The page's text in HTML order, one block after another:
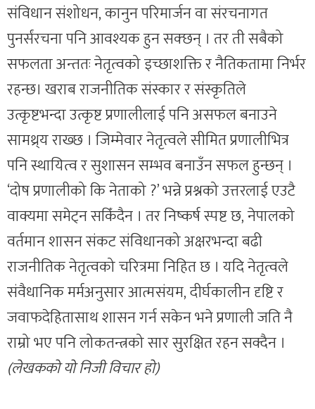
संविधान संशोधन, कानुन परिमार्जन वा संरचनागत
पुनर्संरचना पनि आवश्यक हुन सक्छन् । तर ती सबैको
सफलता अन्ततः नेतृत्वको इच्छाशक्ति र नैतिकतामा निर्भर
रहन्छ। खराब राजनीतिक संस्कार र संस्कृतिले
उत्कृष्टभन्दा उत्कृष्ट प्रणालीलाई पनि असफल बनाउने
सामथ्र्य राख्छ । जिम्मेवार नेतृत्वले सीमित प्रणालीभित्र
पनि स्थायित्व र सुशासन सम्भव बनाउँन सफल हुन्छन् ।
‘दोष प्रणालीको कि नेताको ?’ भन्ने प्रश्नको उत्तरलाई एउटै
वाक्यमा समेट्न सकिँदैन । तर निष्कर्ष स्पष्ट छ, नेपालको
वर्तमान शासन संकट संविधानको अक्षरभन्दा बढी
राजनीतिक नेतृत्वको चरित्रमा निहित छ । यदि नेतृत्वले
संवैधानिक मर्मअनुसार आत्मसंयम, दीर्घकालीन दृष्टि र
जवाफदेहितासाथ शासन गर्न सकेन भने प्रणाली जति नै
राम्रो भए पनि लोकतन्त्रको सार सुरक्षित रहन सक्दैन ।
(लेखकको यो निजी विचार हो)